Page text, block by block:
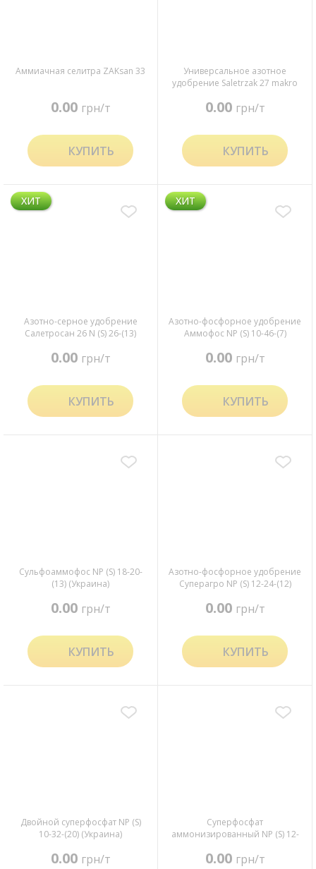
Аммиачная селитра ZAKsan 33
0.00 грн/т
КУПИТЬ
Универсальное азотное
удобрение Saletrzak 27 makro
0.00 грн/т
КУПИТЬ
ХИТ
Азотно-серное удобрение
Салетросан 26 N (S) 26-(13)
0.00 грн/т
КУПИТЬ
ХИТ
Азотно-фосфорное удобрение
Аммофос NP (S) 10-46-(7)
0.00 грн/т
КУПИТЬ
Сульфоаммофос NP (S) 18-20-
(13) (Украина)
0.00 грн/т
КУПИТЬ
Азотно-фосфорное удобрение
Суперагро NP (S) 12-24-(12)
0.00 грн/т
КУПИТЬ
Двойной суперфосфат NP (S)
10-32-(20) (Украина)
0.00 грн/т
Суперфосфат
аммонизированный NP (S) 12-
0.00 грн/т